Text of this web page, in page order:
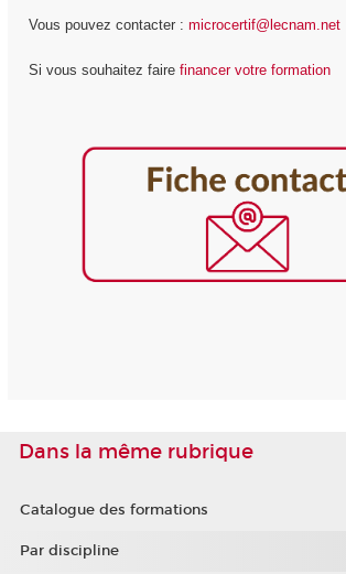
Vous pouvez contacter : microcertif@lecnam.net
Si vous souhaitez faire financer votre formation
Dans la même rubrique
Catalogue des formations
Par discipline